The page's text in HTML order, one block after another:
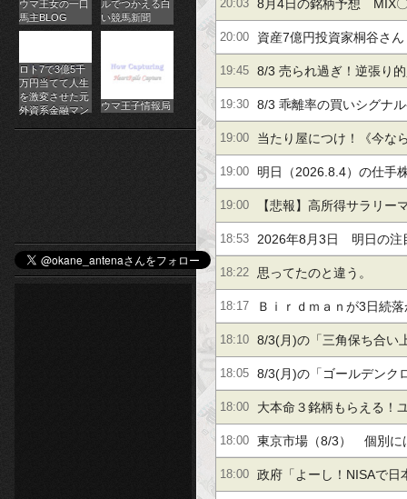
ロ
オ
ン
ラ
イ
ン
カ
ジ
ノ
etc-
ウマ王女の一口
馬主BLOG
ルでつかえる白
い競馬新聞
ロト7で3億5千
万円当てて人生
を激変させた元
外資系金融マン
ウマ王子情報局
20:03 8月4日の銘柄予想 MIX
【2121】
20:00 資産7億円投資家桐谷さ
ないで現金使って好きな
た」
19:45 8/3 売られ過ぎ！逆張り
の銘柄
19:30 8/3 乖離率の買いシグナ
19:00 当たり屋につけ！《今な
レポートがもらえる》古
５％】イワキ【２．２倍
19:00 明日（2026.8.4）の仕手
19:00 【悲報】高所得サラリー
億円のアパートを購入し
夢見た結果・・・
18:53 2026年8月3日 明日の注
18:22 思ってたのと違う。
18:17 Ｂｉｒｄｍａｎが3日続
昇！
18:10 8/3(月)の「三角保ち合い
18:05 8/3(月)の「ゴールデンク
18:00 大本命３銘柄もらえる！
３％】三井松島【＋７６
【２．２倍】他
18:00 東京市場（8/3） 個別に
も
18:00 政府「よーし！NISAで日